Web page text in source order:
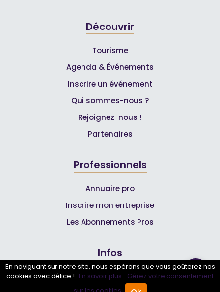
Découvrir
Tourisme
Agenda & Événements
Inscrire un événement
Qui sommes-nous ?
Rejoignez-nous !
Partenaires
Professionnels
Annuaire pro
Inscrire mon entreprise
Les Abonnements Pros
Infos
Mentions légales et CGV
En naviguant sur notre site, nous espérons que vous goûterez nos
cookies avec délice ! En savoir plus. Gérez votre consentement